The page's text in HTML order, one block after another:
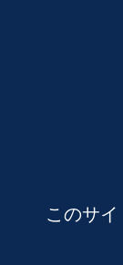
このサ